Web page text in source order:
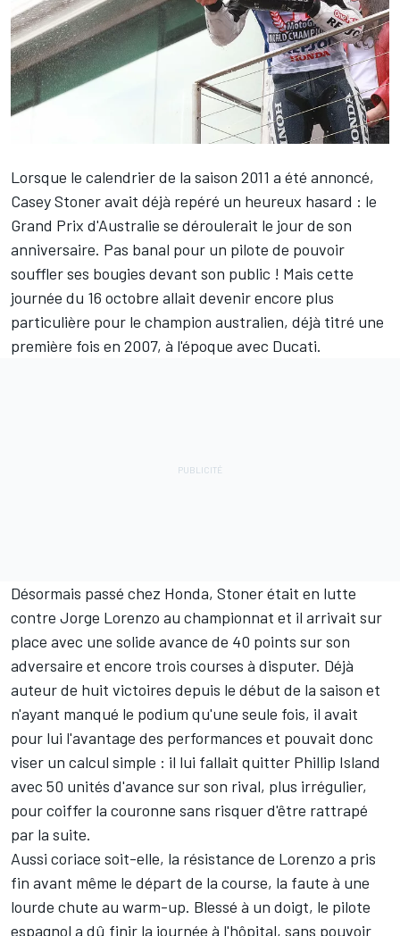
Lorsque le calendrier de la saison 2011 a été annoncé,
Casey Stoneravait déjà repéré un heureux hasard : le
Grand Prix d'Australie se déroulerait le jour de son
anniversaire. Pas banal pour un pilote de pouvoir
souffler ses bougies devant son public ! Mais cette
journée du 16 octobre allait devenir encore plus
particulière pour le champion australien, déjà titré une
première fois en 2007, à l'époque avec Ducati.
Désormais passé chez Honda, Stoner était en lutte
contre Jorge Lorenzo au championnat et il arrivait sur
place avec une solide avance de 40 points sur son
adversaire et encore trois courses à disputer. Déjà
auteur de huit victoires depuis le début de la saison et
n'ayant manqué le podium qu'une seule fois, il avait
pour lui l'avantage des performances et pouvait donc
viser un calcul simple : il lui fallait quitter Phillip Island
avec 50 unités d'avance sur son rival, plus irrégulier,
pour coiffer la couronne sans risquer d'être rattrapé
par la suite.
Aussi coriace soit-elle, la résistance de Lorenzo a pris
fin avant même le départ de la course, la faute à une
lourde chute au warm-up. Blessé à un doigt, le pilote
espagnol a dû finir la journée à l'hôpital, sans pouvoir